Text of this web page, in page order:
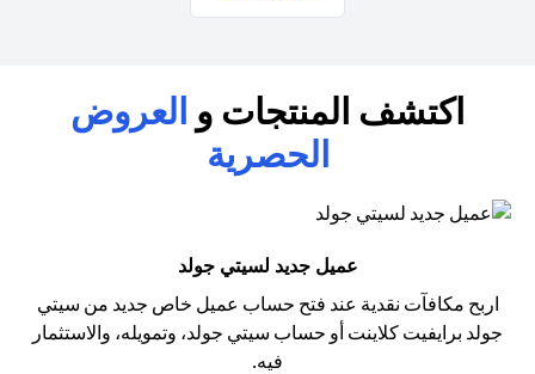
اكتشف المنتجات و العروض
الحصرية
عميل جديد لسيتي جولد
اربح مكافآت نقدية عند فتح حساب عميل خاص جديد من سيتي
جولد برايفيت كلاينت أو حساب سيتي جولد، وتمويله، والاستثمار
فيه.